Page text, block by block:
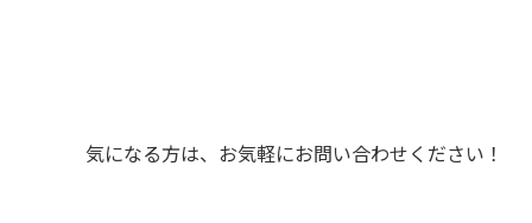
気になる方は、お気軽にお問い合わせください！